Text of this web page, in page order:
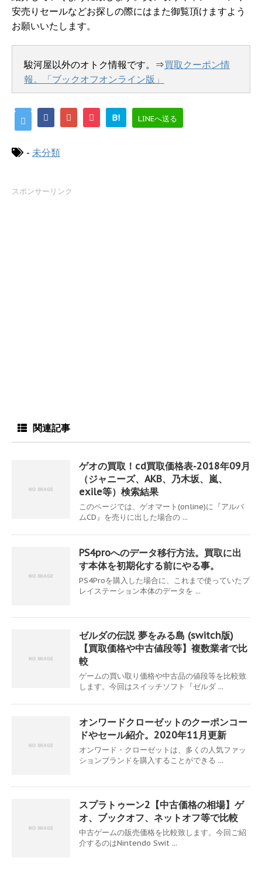
安売りセールなどお探しの際にはまた御覧頂けますよう
お願いいたします。
駿河屋以外のオトク情報です。⇒買取クーポン情
報。「ブックオフオンライン版」
B! LINEへ送る
- 未分類
スポンサーリンク
関連記事
ゲオの買取！cd買取価格表-2018年09月
（ジャニーズ、AKB、乃木坂、嵐、
exile等）検索結果
このページでは、ゲオマート(online)に『アルバ
ムCD』を売りに出した場合の ...
PS4proへのデータ移行方法。買取に出
す本体を初期化する前にやる事。
PS4Proを購入した場合に、これまで使っていたプ
レイステーション本体のデータを ...
ゼルダの伝説 夢をみる島 (switch版)
【買取価格や中古値段等】複数業者で比
較
ゲームの買い取り価格や中古品の値段等を比較致
します。今回はスイッチソフト『ゼルダ ...
オンワードクローゼットのクーポンコー
ドやセール紹介。2020年11月更新
オンワード・クローゼットは、多くの人気ファッ
ションブランドを購入することができる ...
スプラトゥーン2【中古価格の相場】ゲ
オ、ブックオフ、ネットオフ等で比較
中古ゲームの販売価格を比較致します。今回ご紹
介するのはNintendo Swit ...